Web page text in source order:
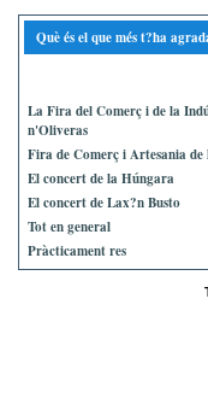
Què és el que més t?ha
La Fira del Comerç i de la
n'Oliveras
Fira de Comerç i Artesania
El concert de la Húngara
El concert de Lax?n Busto
Tot en general
Pràcticament res